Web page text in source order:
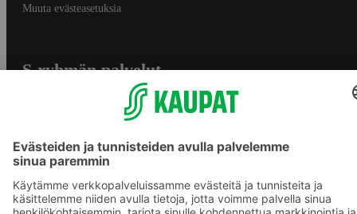
Muuta evästeasetuksia
S-ryhmän palvelut
Yhteishyvä Ruoka -sovellus
S-ostoslista -sovellus
Prisma.fi
Sokos.fi